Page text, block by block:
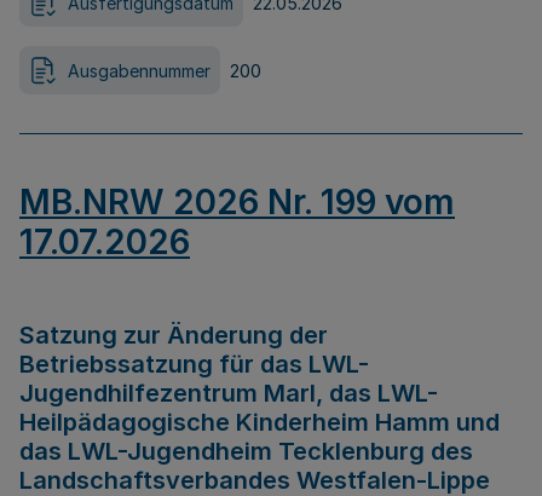
Ausgabennummer 200
MB.NRW 2026 Nr. 199 vom
17.07.2026
Satzung zur Änderung der
Betriebssatzung für das LWL-
Jugendhilfezentrum Marl, das LWL-
Heilpädagogische Kinderheim Hamm und
das LWL-Jugendheim Tecklenburg des
Landschaftsverbandes Westfalen-Lippe